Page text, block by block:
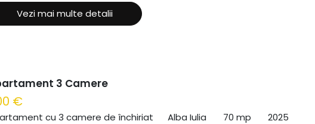
Vezi mai multe detalii
3 Camere
€
cu 3 camere de închiriat Alba Iulia 70 mp 2025